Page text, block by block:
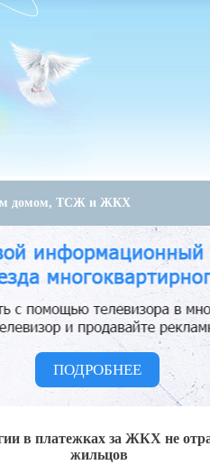
домом, ТСЖ и ЖКХ
ПОДРОБНЕЕ
в платежках за ЖКХ не
жильцов